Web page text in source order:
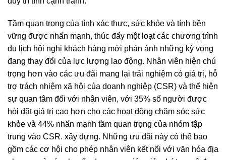
Tầm quan trọng của tính xác thực, sức khỏe và tính bền
vững được nhấn mạnh, thúc đẩy một loạt các chương trình
du lịch hội nghị khách hàng mới phản ánh những kỳ vọng
đang thay đổi của lực lượng lao động. Nhân viên hiện chú
trọng hơn vào các ưu đãi mang lại trải nghiệm có giá trị, hỗ
trợ trách nhiệm xã hội của doanh nghiệp (CSR) và thể hiện
sự quan tâm đối với nhân viên, với 35% số người được
hỏi đặt giá trị cao hơn cho các hoạt động chăm sóc sức
khỏe và 44% nhấn mạnh tầm quan trọng của nhóm tập
trung vào CSR. xây dựng. Những ưu đãi này có thể bao
gồm các cơ hội cho phép nhân viên kết nối với văn hóa địa